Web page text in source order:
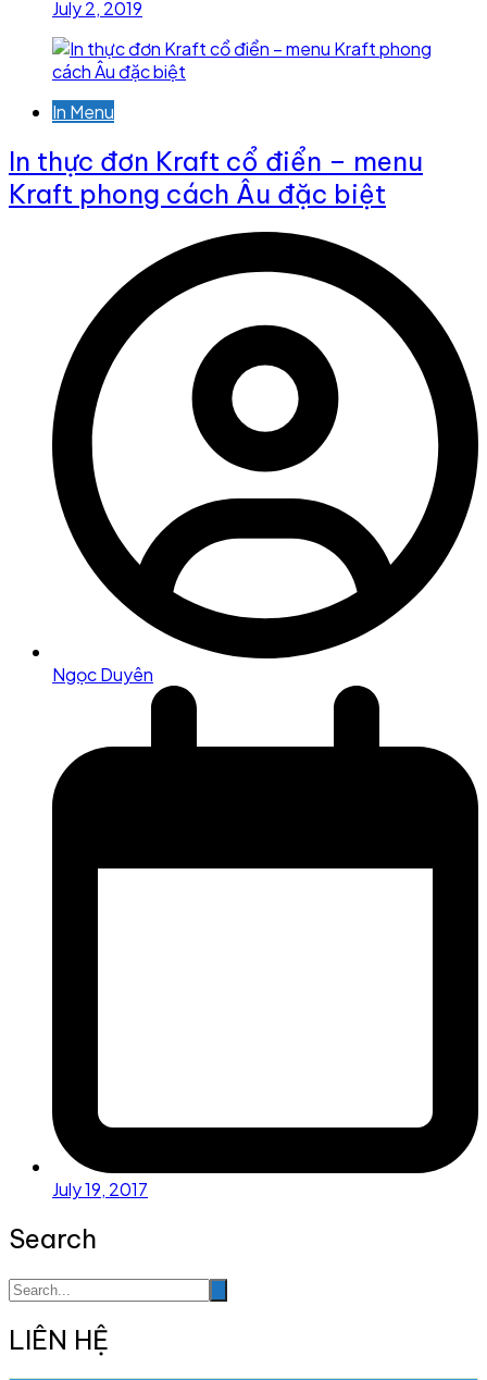
July 2, 2019
In Menu
In thực đơn Kraft cổ điển – menu
Kraft phong cách Âu đặc biệt
Ngọc Duyên
July 19, 2017
Search
LIÊN HỆ